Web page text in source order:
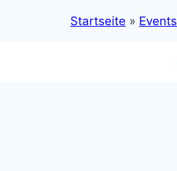
Startseite » Events